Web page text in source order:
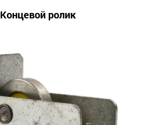
Концевой ролик